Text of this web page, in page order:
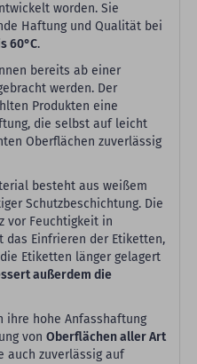
worden. Sie
Haftung und Qualität bei
60°C.
bereits ab einer
werden. Der
Produkten eine
die selbst auf leicht
Oberflächen zuverlässig
besteht aus weißem
Schutzbeschichtung. Die
vor Feuchtigkeit in
das Einfrieren der Etiketten,
Etiketten länger gelagert
außerdem die
ihre hohe Anfasshaftung
von Oberflächen aller Art
auch zuverlässig auf